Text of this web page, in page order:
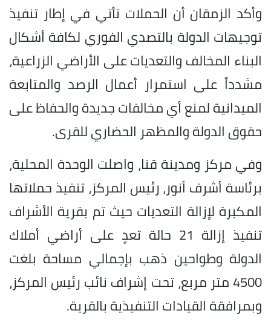
وأكد الزمقان أن الحملات تأتي في إطار تنفيذ
توجيهات الدولة بالتصدي الفوري لكافة أشكال
البناء المخالف والتعديات على الأراضي الزراعية،
مشدداً على استمرار أعمال الرصد والمتابعة
الميدانية لمنع أي مخالفات جديدة والحفاظ على
حقوق الدولة والمظهر الحضاري للقرى.
وفي مركز ومدينة قنا، واصلت الوحدة المحلية،
برئاسة أشرف أنور، رئيس المركز، تنفيذ حملاتها
المكبرة لإزالة التعديات حيث تم بقرية الأشراف
تنفيذ إزالة 21 حالة تعدٍ على أراضي أملاك
الدولة وطواحين ذهب بإجمالي مساحة بلغت
4500 متر مربع، تحت إشراف نائب رئيس المركز،
وبمرافقة القيادات التنفيذية بالقرية.